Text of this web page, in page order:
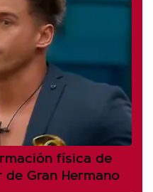
física de
Gran Hermano